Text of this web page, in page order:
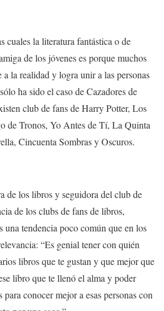
cuales la literatura fantástica o de
de los jóvenes es porque muchos
la realidad y logra unir a las personas
ha sido el caso de Cazadores de
club de fans de Harry Potter, Los
de Tronos, Yo Antes de Tí, La Quinta
Cincuenta Sombras y Oscuros.
de los libros y seguidora del club de
de los clubs de fans de libros,
una tendencia poco común que en los
“Es genial tener con quién
libros que te gustan y que mejor que
libro que te llenó el alma y poder
conocer mejor a esas personas con